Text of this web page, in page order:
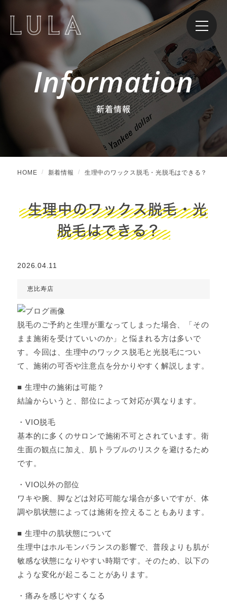
Information
新着情報
HOME 新着情報 生理中のワックス脱毛・光脱毛はできる？
生理中のワックス脱毛・光
脱毛はできる？
2026.04.11
恵比寿店
脱毛のご予約と生理が重なってしまった場合、「その
まま施術を受けていいのか」と悩まれる方は多いで
す。今回は、生理中のワックス脱毛と光脱毛につい
て、施術の可否や注意点を分かりやすく解説します。
■ 生理中の施術は可能？
結論からいうと、部位によって対応が異なります。
・VIO脱毛
基本的に多くのサロンで施術不可とされています。衛
生面の観点に加え、肌トラブルのリスクを避けるため
です。
・VIO以外の部位
ワキや腕、脚などは対応可能な場合が多いですが、体
調や肌状態によっては施術を控えることもあります。
■ 生理中の肌状態について
生理中はホルモンバランスの影響で、普段よりも肌が
敏感な状態になりやすい時期です。そのため、以下の
ような変化が起こることがあります。
・痛みを感じやすくなる